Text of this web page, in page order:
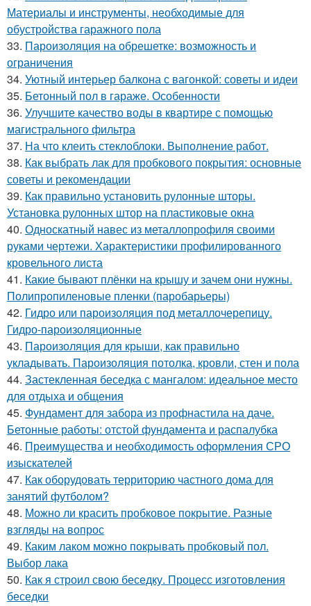
Материалы и инструменты, необходимые для
обустройства гаражного пола
33. Пароизоляция на обрешетке: возможность и
ограничения
34. Уютный интерьер балкона с вагонкой: советы и идеи
35. Бетонный пол в гараже. Особенности
36. Улучшите качество воды в квартире с помощью
магистрального фильтра
37. На что клеить стеклоблоки. Выполнение работ.
38. Как выбрать лак для пробкового покрытия: основные
советы и рекомендации
39. Как правильно установить рулонные шторы.
Установка рулонных штор на пластиковые окна
40. Односкатный навес из металлопрофиля своими
руками чертежи. Характеристики профилированного
кровельного листа
41. Какие бывают плёнки на крышу и зачем они нужны.
Полипропиленовые пленки (паробарьеры)
42. Гидро или пароизоляция под металлочерепицу.
Гидро-пароизоляционные
43. Пароизоляция для крыши, как правильно
укладывать. Пароизоляция потолка, кровли, стен и пола
44. Застекленная беседка с мангалом: идеальное место
для отдыха и общения
45. Фундамент для забора из профнастила на даче.
Бетонные работы: отстой фундамента и распалубка
46. Преимущества и необходимость оформления СРО
изыскателей
47. Как оборудовать территорию частного дома для
занятий футболом?
48. Можно ли красить пробковое покрытие. Разные
взгляды на вопрос
49. Каким лаком можно покрывать пробковый пол.
Выбор лака
50. Как я строил свою беседку. Процесс изготовления
беседки